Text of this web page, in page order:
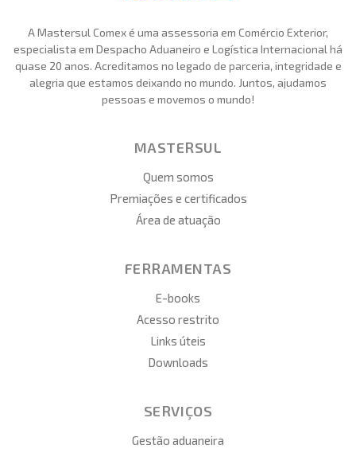
A Mastersul Comex é uma assessoria em Comércio Exterior,
especialista em Despacho Aduaneiro e Logística Internacional há
quase 20 anos. Acreditamos no legado de parceria, integridade e
alegria que estamos deixando no mundo. Juntos, ajudamos
pessoas e movemos o mundo!
MASTERSUL
Quem somos
Premiações e certificados
Área de atuação
FERRAMENTAS
E-books
Acesso restrito
Links úteis
Downloads
SERVIÇOS
Gestão aduaneira